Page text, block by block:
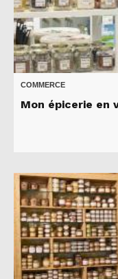
COMMERCE
Mon épicerie en